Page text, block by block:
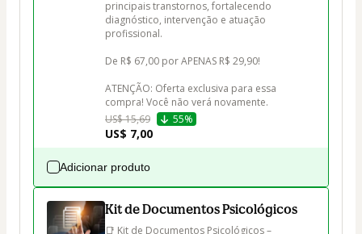
principais transtornos, fortalecendo
diagnóstico, intervenção e atuação
profissional.
De R$ 67,00 por APENAS R$ 29,90!
ATENÇÃO: Oferta exclusiva para essa
compra! Você não verá novamente.
US$ 15,69
55%
US$ 7,00
Adicionar produto
Kit de Documentos Psicológicos
📑 Kit de Documentos Psicológicos –